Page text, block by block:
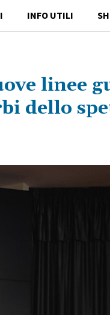
INFO UTILI
linee
dello